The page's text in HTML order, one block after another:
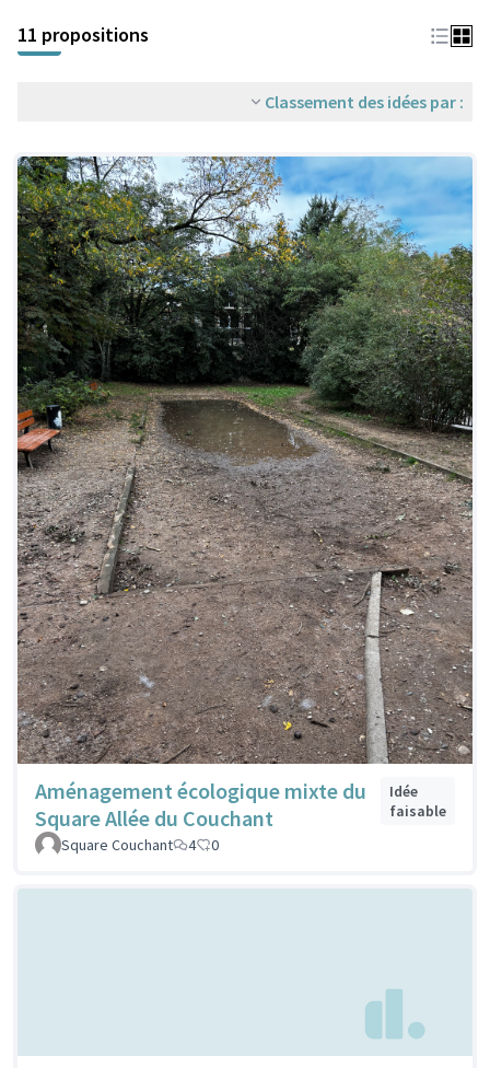
11 propositions
Classement des idées par :
Aménagement écologique mixte du
Square Allée du Couchant
Idée
faisable
Square Couchant
4 0